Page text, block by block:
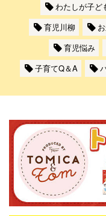
わたしが子ど
育児川柳
育児悩み
子育てQ＆A